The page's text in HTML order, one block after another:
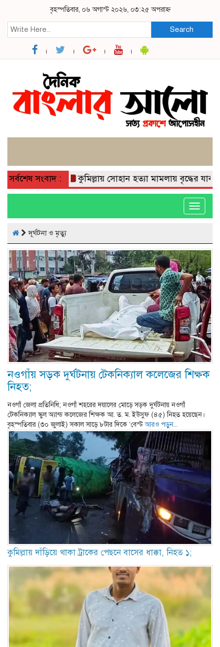
বৃহস্পতিবার, ০৬ অগাস্ট ২০২৬, ০৩:২৫ অপরাহ্ন
Search
সর্বশেষ সংবাদ :কুমিল্লায় সোহান হত্যা মামলায় বৃদ্ধের
Toggle
দূর্ঘটনা ও মৃত্যু
নওগাঁয় সড়ক দুর্ঘটনায় টেকনিক্যাল কলেজের শিক্ষক
নিহত;
নওগাঁ জেলা প্রতিনিধি; নওগাঁ শহরের দয়ালের মোড়ে সড়ক দুর্ঘটনায় নওগাঁ
টেকনিক্যাল স্কুল অ্যান্ড কলেজের শিক্ষক আ. ত. ম. ইউসুফ (৪৫) নিহত হয়েছেন।
বৃহস্পতিবার (৩০ জুলাই) সকাল সাড়ে ৮টার দিকে ‘বেস্টআরও পড়ুন...
কুমিল্লায় দাঁড়িয়ে থাকা ট্রাকের পেছনে বাসের ধাক্কা, নিহত ১;